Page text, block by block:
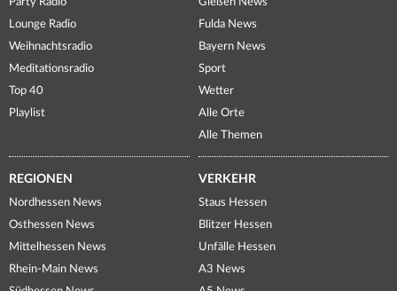
Lounge Radio
Weihnachtsradio
Meditationsradio
Top 40
Playlist
Fulda News
Bayern News
Sport
Wetter
Alle Orte
Alle Themen
REGIONEN
Nordhessen News
Osthessen News
Mittelhessen News
Rhein-Main News
VERKEHR
Staus Hessen
Blitzer Hessen
Unfälle Hessen
A3 News